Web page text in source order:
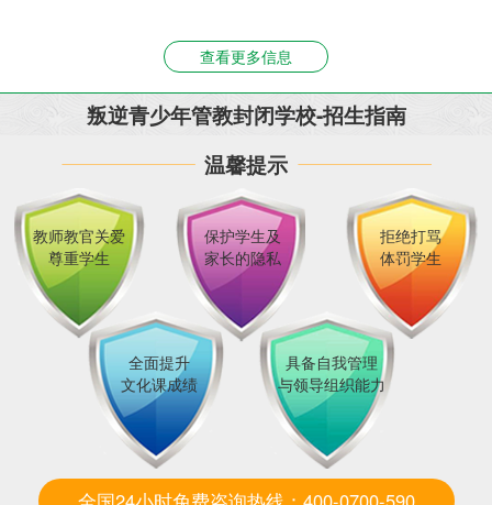
查看更多信息
叛逆青少年管教封闭学校-招生指南
温馨提示
教师教官关爱
尊重学生
保护学生及
家长的隐私
拒绝打骂
体罚学生
全面提升
文化课成绩
具备自我管理
与领导组织能力